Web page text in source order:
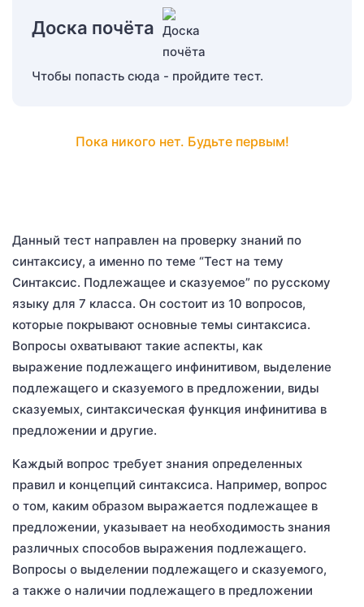
Доска почёта
Чтобы попасть сюда - пройдите тест.
Пока никого нет. Будьте первым!
Данный тест направлен на проверку знаний по
синтаксису, а именно по теме “Тест на тему
Синтаксис. Подлежащее и сказуемое” по русскому
языку для 7 класса. Он состоит из 10 вопросов,
которые покрывают основные темы синтаксиса.
Вопросы охватывают такие аспекты, как
выражение подлежащего инфинитивом, выделение
подлежащего и сказуемого в предложении, виды
сказуемых, синтаксическая функция инфинитива в
предложении и другие.
Каждый вопрос требует знания определенных
правил и концепций синтаксиса. Например, вопрос
о том, каким образом выражается подлежащее в
предложении, указывает на необходимость знания
различных способов выражения подлежащего.
Вопросы о выделении подлежащего и сказуемого,
а также о наличии подлежащего в предложении